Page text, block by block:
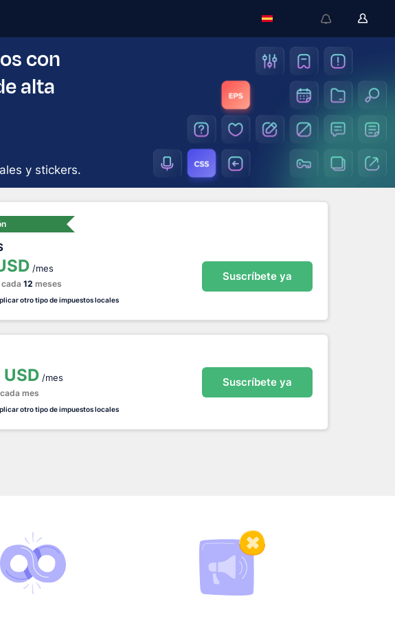
con
alta
y stickers.
/mes
cada 12 meses
otro tipo de impuestos locales
Suscríbete ya
/mes
cada mes
otro tipo de impuestos locales
Suscríbete ya